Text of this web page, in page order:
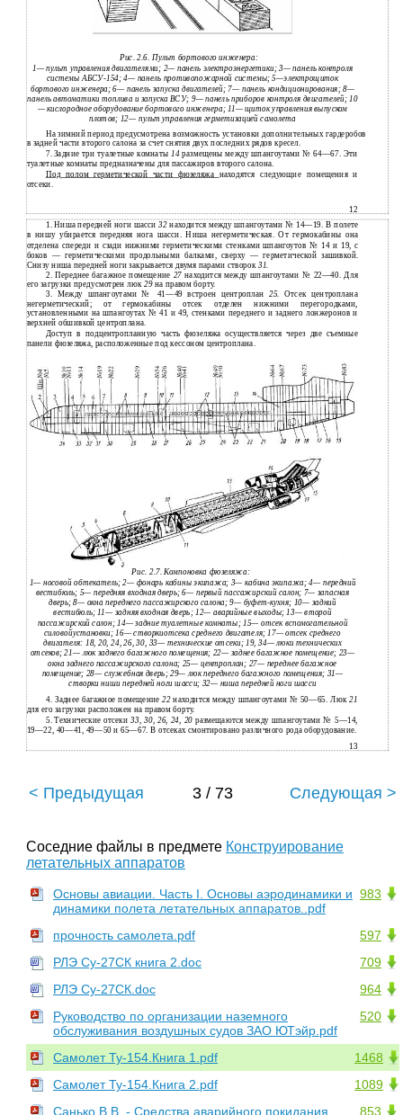
Рис. 2.6. Пульт бортового инженера:
1— пульт управления двигателями; 2— панель электроэнергетики; 3— панель контроля
системы АБСУ-154; 4— панель противопожарной системы; 5—электрощиток
бортового инженера; 6— панель запуска двигателей; 7— панель кондиционирования; 8—
панель автоматики топлива и запуска ВСУ; 9— панель приборов контроля двигателей; 10
— кислородное оборудование бортового инженера; 11— щиток управления выпуском
плотов; 12— пульт управления герметизацией самолета
На зимний период предусмотрена возможность установки дополнительных гардеробов
в задней части второго салона за счет снятия двух последних рядов кресел.
7. Задние три туалетные комнаты14размещены между шпангоутами № 64—67. Эти
туалетные комнаты предназначены для пассажиров второго салона.
Под полом герметической части фюзеляжа находятся следующие помещения и
отсеки.
12
1. Ниша передней ноги шасси32находится между шпангоутами № 14—19. В полете
в нишу убирается передняя нога шасси. Ниша негерметическая. От гермокабины она
отделена спереди и сзади нижними герметическими стенками шпангоутов № 14 и 19, с
боков — герметическими продольными балками, сверху — герметической зашивкой.
Снизу ниша передней ноги закрывается двумя парами створок31.
2. Переднее багажное помещение 27находится между шпангоутами № 22—40. Для
его загрузки предусмотрен люк29на правом борту.
3.
Между шпангоутами № 41—49 встроен центроплан 25.Отсек центроплана
негерметический; от гермокабины отсек отделен нижними перегородками,
установленными на шпангоутах № 41 и 49, стенками переднего и заднего лонжеронов и
верхней обшивкой центроплана.
Доступ в подцентропланную часть фюзеляжа осуществляется через две съемные
панели фюзеляжа, расположенные под кессоном центроплана.
Рис. 2.7. Компоновка фюзеляжа:
1— носовой обтекатель; 2— фонарь кабины экипажа; 3— кабина экипажа; 4— передний
вестибюль; 5— передняя входная дверь; 6— первый пассажирский салон; 7— запасная
дверь; 8— окна переднего пассажирского салона; 9— буфет-кухня; 10— задний
вестибюль; 11— задняя входная дверь; 12— аварийные выходы; 13— второй
пассажирский салон; 14— задние туалетные комнаты; 15— отсек вспомогательной
силовойустановки; 16— створкиотсека среднего двигателя; 17— отсек среднего
двигателя: 18, 20, 24, 26, 30, 33— технические отсеки; 19, 34— люки технических
отсеков; 21— люк заднего багажного помещения; 22— заднее багажное помещение; 23—
окна заднего пассажирского салона; 25— центроплан; 27— переднее багажное
помещение; 28— служебная дверь; 29— люк переднего багажного помещения; 31—
створки ниши передней ноги шасси; 32— ниша передней ноги шасси
4. Заднее багажное помещение22находится между шпангоутами № 50—65. Люк21
для его загрузки расположен на правом борту.
5. Технические отсеки33, 30, 26, 24, 20 размещаются между шпангоутами № 5—14,
19—22, 40—41, 49—50 и 65—67. В отсеках смонтировано различного рода оборудование.
13
< Предыдущая 3 / 73 Следующая >
Соседние файлы в предмете Конструирование
летательных аппаратов
983
Основы авиации. Часть I. Основы аэродинамики и
динамики полета летательных аппаратов..pdf
597
прочность самолета.pdf
709
РЛЭ Су-27СК книга 2.doc
964
РЛЭ Су-27СК.doc
520
Руководство по организации наземного
обслуживания воздушных судов ЗАО ЮТэйр.pdf
1468
Самолет Ту-154.Книга 1.pdf
1089
Самолет Ту-154.Книга 2.pdf
853
Санько В.В. - Средства аварийного покидания